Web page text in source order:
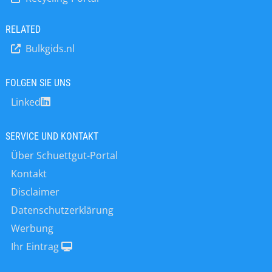
mehr als ±44 % betragen. Diese
RELATED
Bulkgids.nl
FOLGEN SIE UNS
Linked
SERVICE UND KONTAKT
Über Schuettgut-Portal
Kontakt
Disclaimer
Datenschutzerklärung
Werbung
Ihr Eintrag